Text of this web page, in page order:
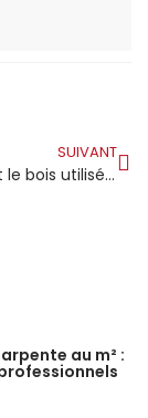
SUIVANT
D’où provient le bois utilisé pour la charpente de Notre-Dame ?
au m² :